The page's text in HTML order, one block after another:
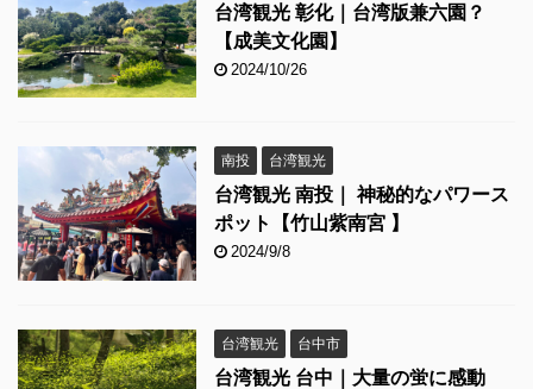
台湾観光 彰化｜台湾版兼六園？
【成美文化園】
2024/10/26
南投 台湾観光
台湾観光 南投｜ 神秘的なパワース
ポット【竹山紫南宮 】
2024/9/8
台湾観光 台中市
台湾観光 台中｜大量の蛍に感動